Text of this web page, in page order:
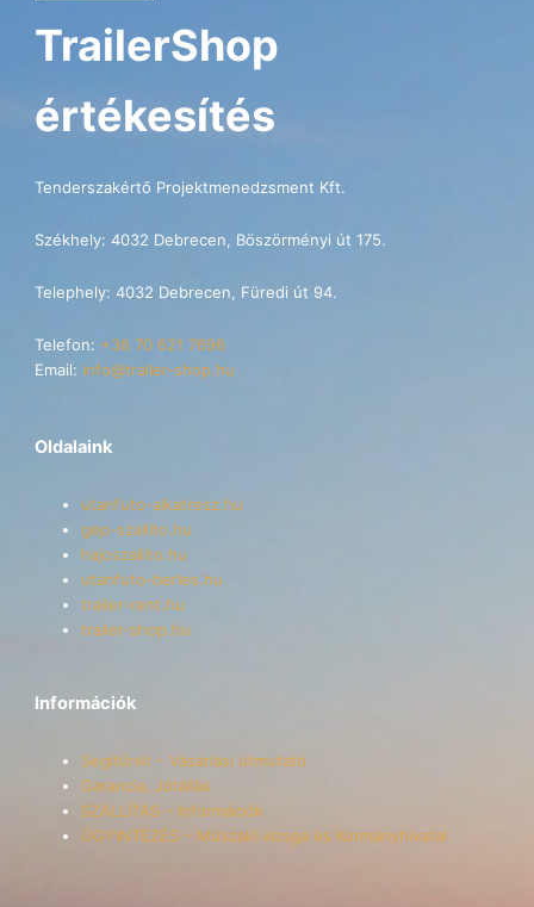
TrailerShop
értékesítés
Tenderszakértő Projektmenedzsment Kft.
Székhely: 4032 Debrecen, Böszörményi út 175.
Telephely: 4032 Debrecen, Füredi út 94.
Telefon: +36 70 621 7696
Email: info@trailer-shop.hu
Oldalaink
utanfuto-alkatresz.hu
gep-szallito.hu
hajoszallito.hu
utanfuto-berles.hu
trailer-rent.hu
trailer-shop.hu
Információk
Segítünk! – Vásárlási útmutató
Garancia, Jótállás
SZÁLLÍTÁS – Információk
ÜGYINTÉZÉS – Műszaki vizsga és Kormányhivatal